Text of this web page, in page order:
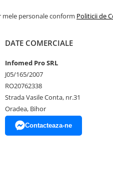
personale conform Politicii de
DATE COMERCIALE
Infomed Pro SRL
J05/165/2007
RO20762338
Strada Vasile Conta, nr.31
Oradea, Bihor
Contacteaza-ne